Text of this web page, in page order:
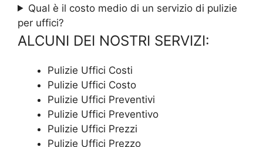
Qual è il costo medio di un servizio di pulizie
per uffici?
ALCUNI DEI NOSTRI SERVIZI:
Pulizie Uffici Costi
Pulizie Uffici Costo
Pulizie Uffici Preventivi
Pulizie Uffici Preventivo
Pulizie Uffici Prezzi
Pulizie Uffici Prezzo